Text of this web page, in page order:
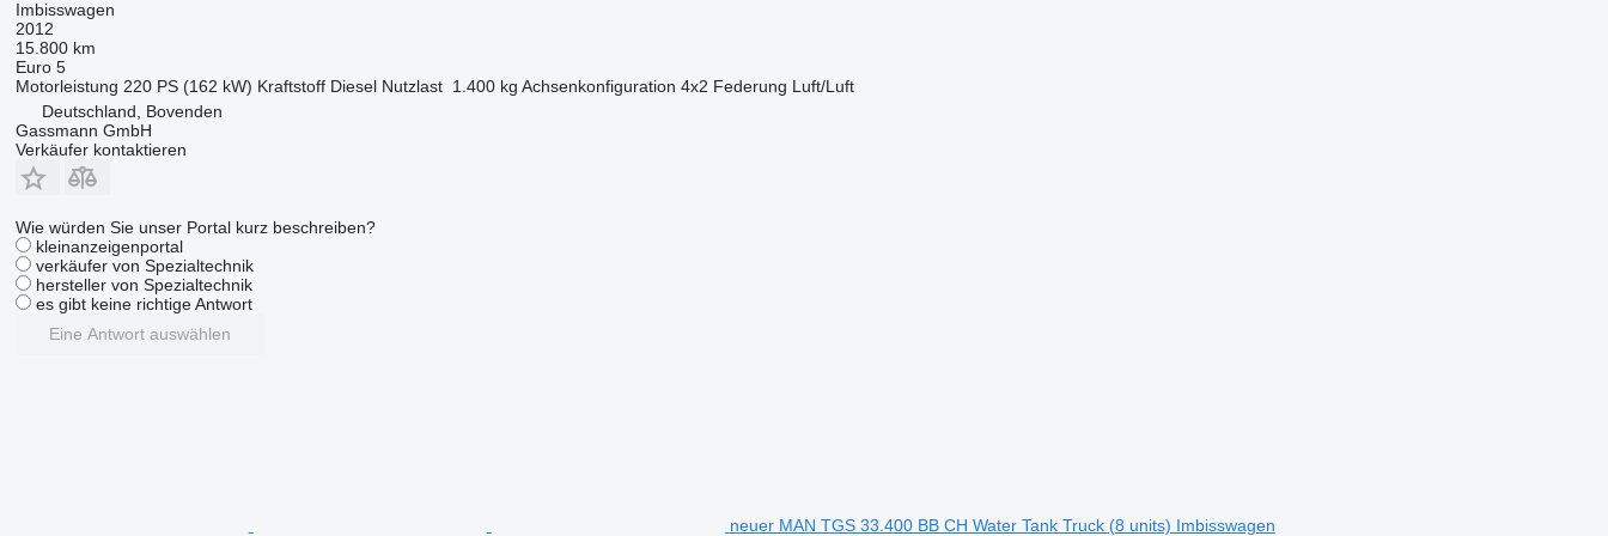
Imbisswagen
2012
15.800 km
Euro 5
Motorleistung 220 PS (162 kW) Kraftstoff Diesel Nutzlast 1.400 kg Achsenkonfiguration 4x2 Federung Luft/Luft
Deutschland, Bovenden
Gassmann GmbH
Verkäufer kontaktieren
Wie würden Sie unser Portal kurz beschreiben?
kleinanzeigenportal
verkäufer von Spezialtechnik
hersteller von Spezialtechnik
es gibt keine richtige Antwort
Eine Antwort auswählen
neuer MAN TGS 33.400 BB CH Water Tank Truck (8 units) Imbisswagen